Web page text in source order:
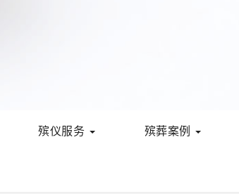
殡仪服务 殡葬案例